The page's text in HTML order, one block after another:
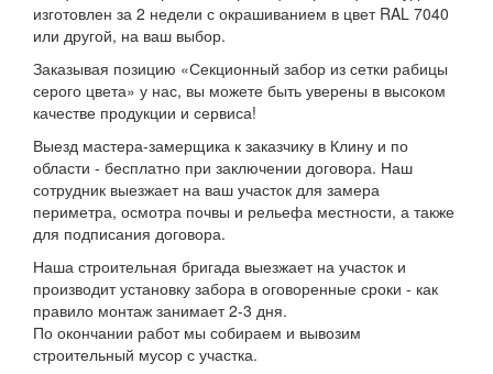
изготовлен за 2 недели с окрашиванием в цвет RAL 7040
или другой, на ваш выбор.
Заказывая позицию «Секционный забор из сетки рабицы
серого цвета» у нас, вы можете быть уверены в высоком
качестве продукции и сервиса!
Выезд мастера-замерщика к заказчику в Клину и по
области - бесплатно при заключении договора. Наш
сотрудник выезжает на ваш участок для замера
периметра, осмотра почвы и рельефа местности, а также
для подписания договора.
Наша строительная бригада выезжает на участок и
производит установку забора в оговоренные сроки - как
правило монтаж занимает 2-3 дня.
По окончании работ мы собираем и вывозим
строительный мусор с участка.